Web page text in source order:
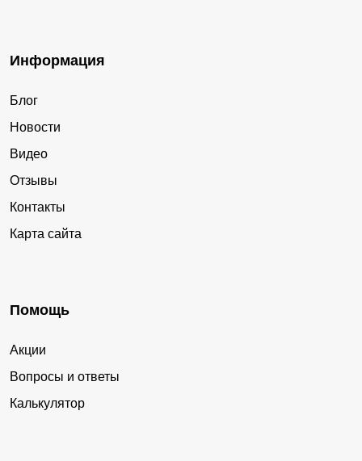
Информация
Блог
Новости
Видео
Отзывы
Контакты
Карта сайта
Помощь
Акции
Вопросы и ответы
Калькулятор